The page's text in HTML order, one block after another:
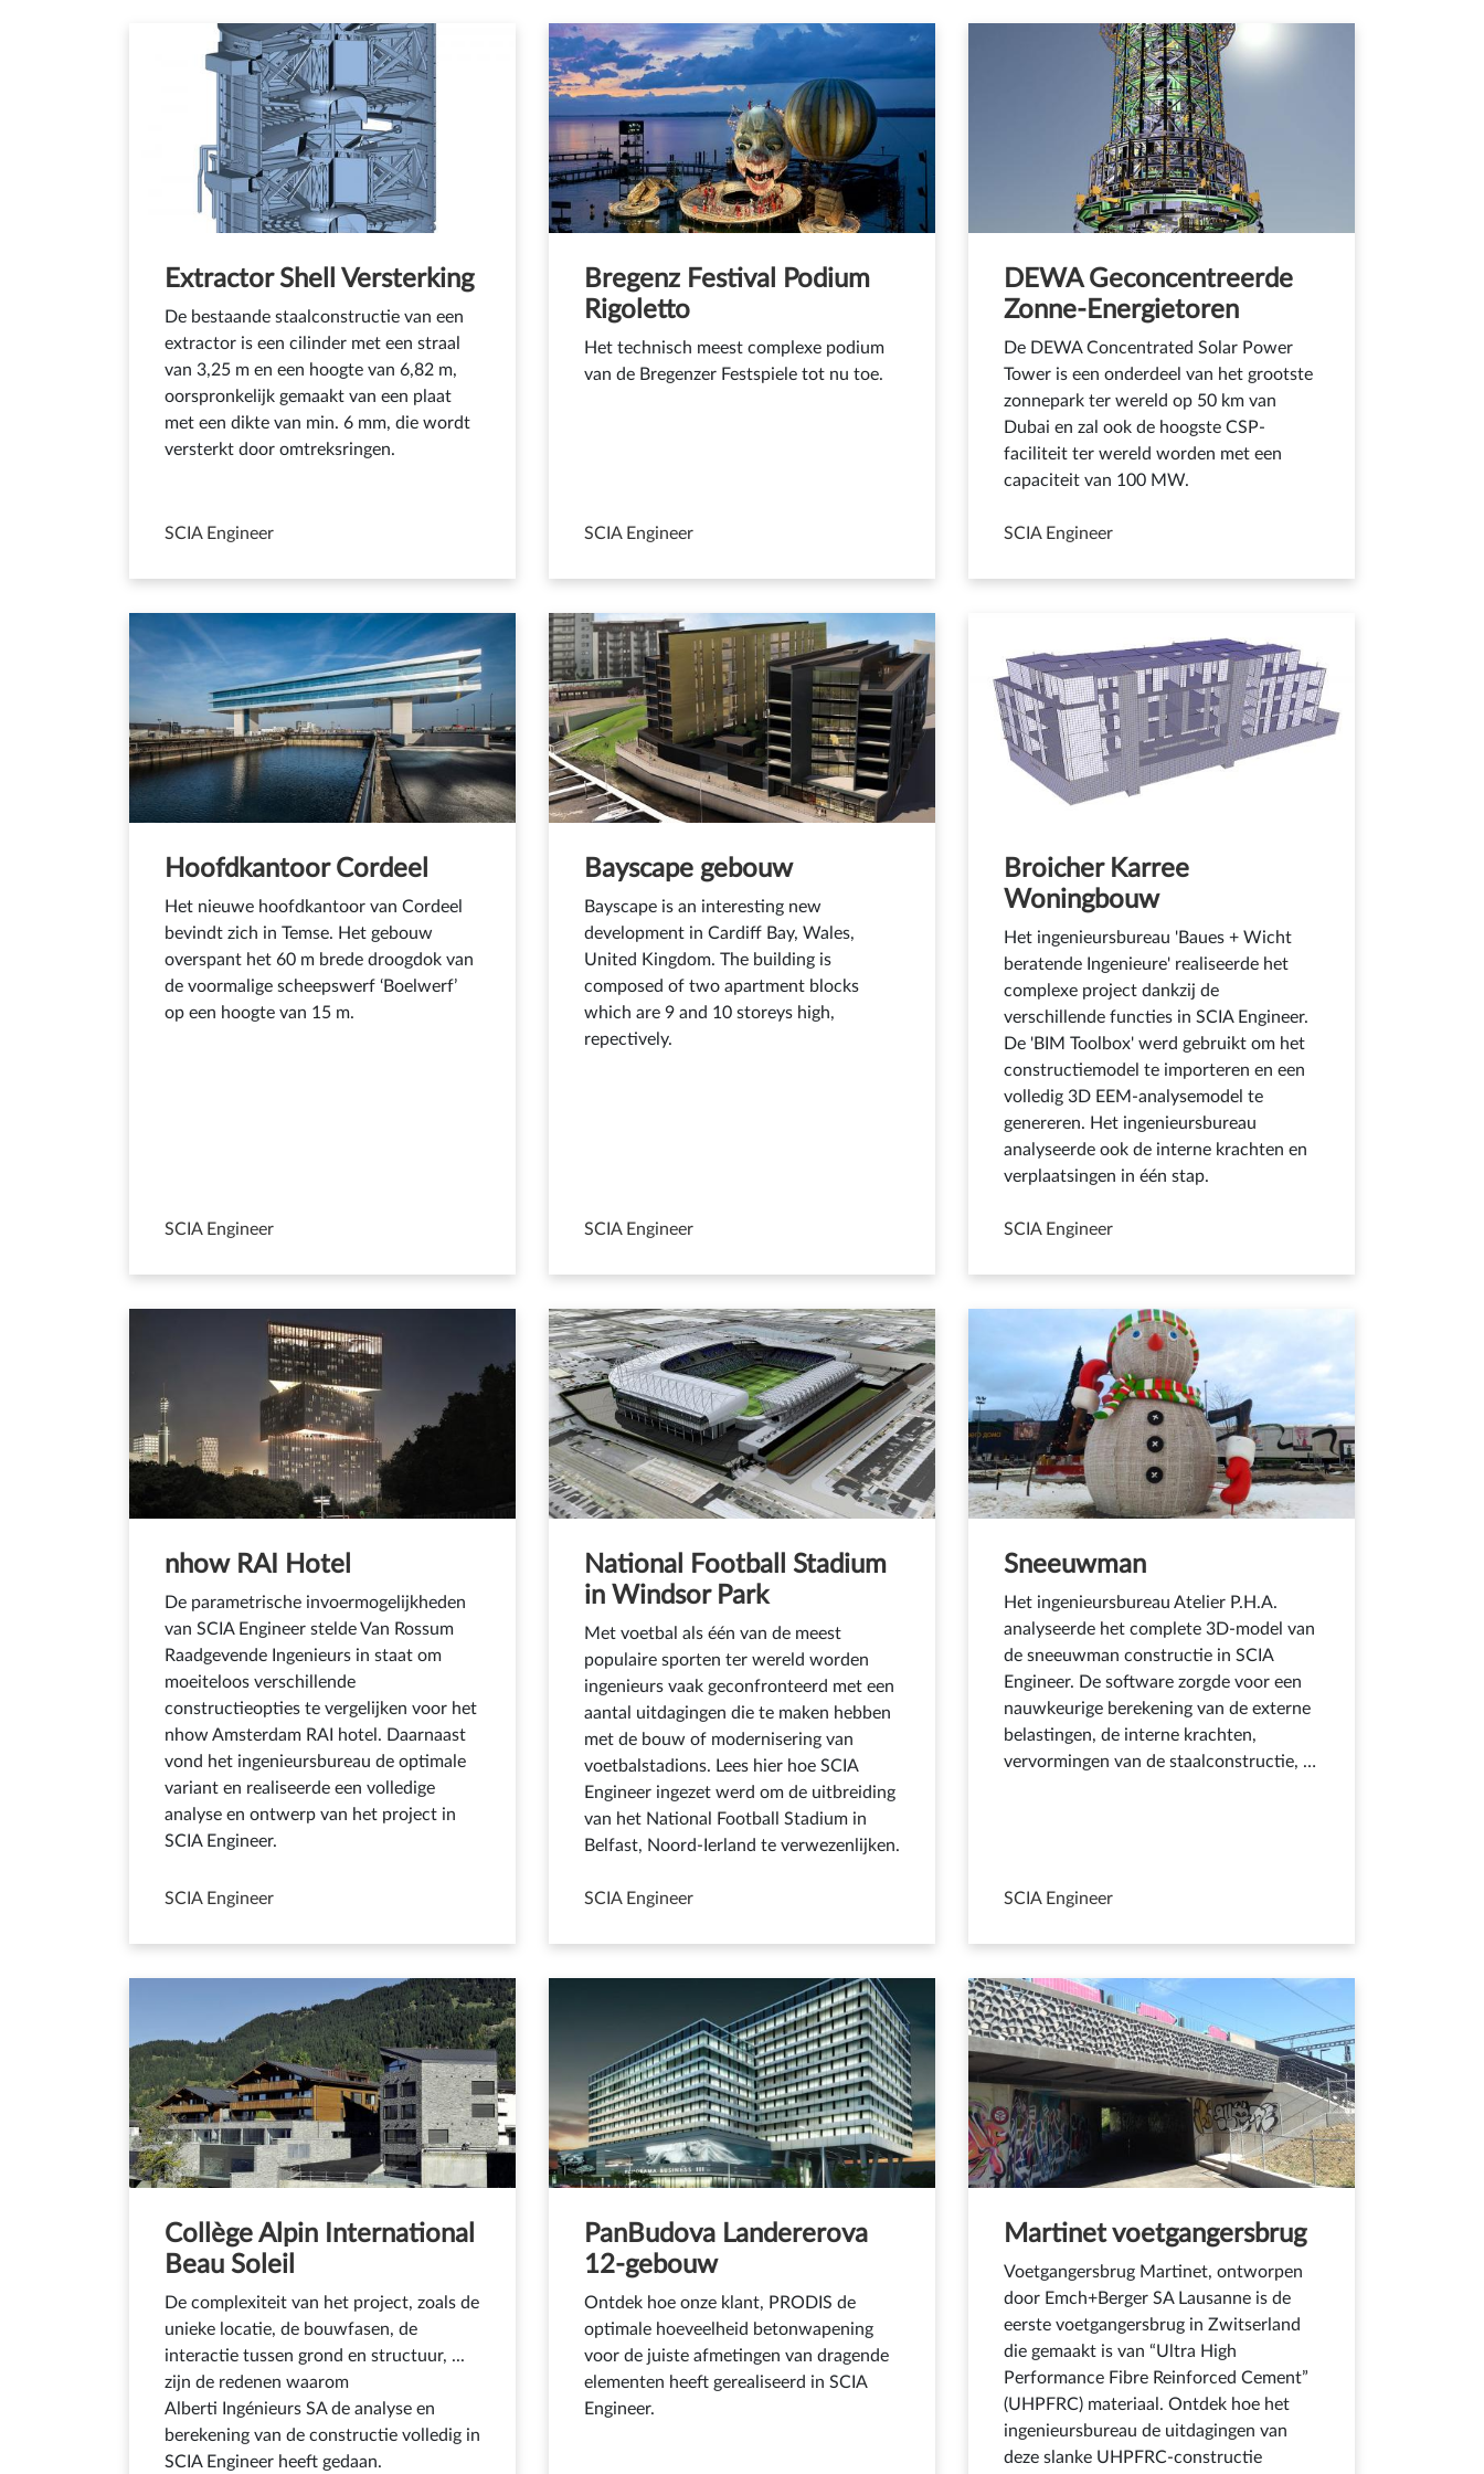
Extractor Shell Versterking
De bestaande staalconstructie van een
extractor is een cilinder met een straal
van 3,25 m en een hoogte van 6,82 m,
oorspronkelijk gemaakt van een plaat
met een dikte van min. 6 mm, die wordt
versterkt door omtreksringen.
SCIA Engineer
Bregenz Festival Podium
Rigoletto
Het technisch meest complexe podium
van de Bregenzer Festspiele tot nu toe.
SCIA Engineer
DEWA Geconcentreerde
Zonne-Energietoren
De DEWA Concentrated Solar Power
Tower is een onderdeel van het grootste
zonnepark ter wereld op 50 km van
Dubai en zal ook de hoogste CSP-
faciliteit ter wereld worden met een
capaciteit van 100 MW.
SCIA Engineer
Hoofdkantoor Cordeel
Het nieuwe hoofdkantoor van Cordeel
bevindt zich in Temse. Het gebouw
overspant het 60 m brede droogdok van
de voormalige scheepswerf ‘Boelwerf’
op een hoogte van 15 m.
SCIA Engineer
Bayscape gebouw
Bayscape is an interesting new
development in Cardiff Bay, Wales,
United Kingdom. The building is
composed of two apartment blocks
which are 9 and 10 storeys high,
repectively.
SCIA Engineer
Broicher Karree
Woningbouw
Het ingenieursbureau 'Baues + Wicht
beratende Ingenieure' realiseerde het
complexe project dankzij de
verschillende functies in SCIA Engineer.
De 'BIM Toolbox' werd gebruikt om het
constructiemodel te importeren en een
volledig 3D EEM-analysemodel te
genereren. Het ingenieursbureau
analyseerde ook de interne krachten en
verplaatsingen in één stap.
SCIA Engineer
nhow RAI Hotel
De parametrische invoermogelijkheden
van SCIA Engineer stelde Van Rossum
Raadgevende Ingenieurs in staat om
moeiteloos verschillende
constructieopties te vergelijken voor het
nhow Amsterdam RAI hotel. Daarnaast
vond het ingenieursbureau de optimale
variant en realiseerde een volledige
analyse en ontwerp van het project in
SCIA Engineer.
SCIA Engineer
National Football Stadium
in Windsor Park
Met voetbal als één van de meest
populaire sporten ter wereld worden
ingenieurs vaak geconfronteerd met een
aantal uitdagingen die te maken hebben
met de bouw of modernisering van
voetbalstadions. Lees hier hoe SCIA
Engineer ingezet werd om de uitbreiding
van het National Football Stadium in
Belfast, Noord-Ierland te verwezenlijken.
SCIA Engineer
Sneeuwman
Het ingenieursbureau Atelier P.H.A.
analyseerde het complete 3D-model van
de sneeuwman constructie in SCIA
Engineer. De software zorgde voor een
nauwkeurige berekening van de externe
belastingen, de interne krachten,
vervormingen van de staalconstructie, …
SCIA Engineer
Collège Alpin International
Beau Soleil
De complexiteit van het project, zoals de
unieke locatie, de bouwfasen, de
interactie tussen grond en structuur, ...
zijn de redenen waarom
Alberti Ingénieurs SA de analyse en
berekening van de constructie volledig in
SCIA Engineer heeft gedaan.
PanBudova Landererova
12-gebouw
Ontdek hoe onze klant, PRODIS de
optimale hoeveelheid betonwapening
voor de juiste afmetingen van dragende
elementen heeft gerealiseerd in SCIA
Engineer.
Martinet voetgangersbrug
Voetgangersbrug Martinet, ontworpen
door Emch+Berger SA Lausanne is de
eerste voetgangersbrug in Zwitserland
die gemaakt is van “Ultra High
Performance Fibre Reinforced Cement”
(UHPFRC) materiaal. Ontdek hoe het
ingenieursbureau de uitdagingen van
deze slanke UHPFRC-constructie